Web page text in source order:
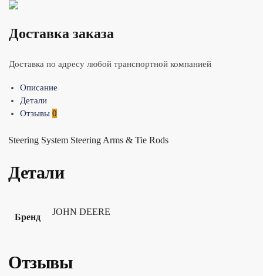
Доставка заказа
Доставка по адресу любой транспортной компанией
Описание
Детали
Отзывы 0
Steering System Steering Arms & Tie Rods
Детали
Бренд
JOHN DEERE
Отзывы